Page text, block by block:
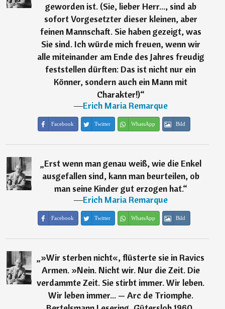
geworden ist. (Sie, lieber Herr..., sind ab
sofort Vorgesetzter dieser kleinen, aber
feinen Mannschaft. Sie haben gezeigt, was
Sie sind. Ich würde mich freuen, wenn wir
alle miteinander am Ende des Jahres freudig
feststellen dürften: Das ist nicht nur ein
Könner, sondern auch ein Mann mit
Charakter!)“
―Erich Maria Remarque
Facebook Twitter WhatsApp Bild
„Erst wenn man genau weiß, wie die Enkel
ausgefallen sind, kann man beurteilen, ob
man seine Kinder gut erzogen hat.“
―Erich Maria Remarque
Facebook Twitter WhatsApp Bild
„»Wir sterben nicht«, flüsterte sie in Ravics
Armen. »Nein. Nicht wir. Nur die Zeit. Die
verdammte Zeit. Sie stirbt immer. Wir leben.
Wir leben immer... — Arc de Triomphe.